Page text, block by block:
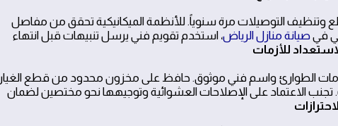
وتنظيف التوصيلات مرة سنوياً. للأنظمة الميكانيكية تحقق من مفاصل
فيصيانة منازل الرياض، استخدم تقويم فني يرسل تنبيهات قبل انتهاء
الطوارئ واسم فني موثوق. حافظ على مخزون محدود من قطع الغيار
تجنب الاعتماد على الإصلاحات العشوائية وتوجيهها نحو مختصين لضمان